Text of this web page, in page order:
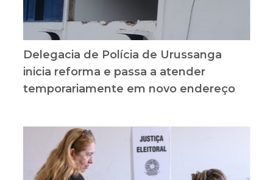
Delegacia de Polícia de Urussanga
inicia reforma e passa a atender
temporariamente em novo endereço